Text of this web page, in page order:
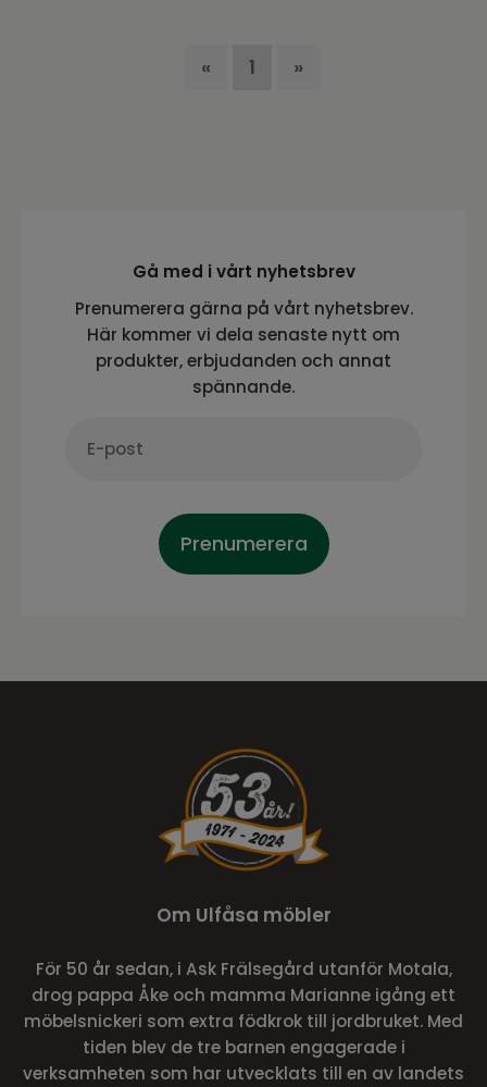
« 1 »
Gå med i vårt nyhetsbrev
Prenumerera gärna på vårt nyhetsbrev.
Här kommer vi dela senaste nytt om
produkter, erbjudanden och annat
spännande.
Prenumerera
Om Ulfåsa möbler
För 50 år sedan, i Ask Frälsegård utanför Motala,
drog pappa Åke och mamma Marianne igång ett
möbelsnickeri som extra födkrok till jordbruket. Med
tiden blev de tre barnen engagerade i
verksamheten som har utvecklats till en av landets